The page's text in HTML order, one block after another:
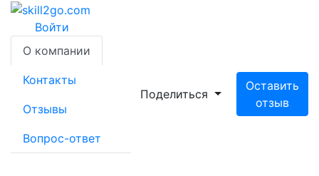
Войти
О компании
Контакты
Отзывы
Вопрос-ответ
Поделиться
Оставить
отзыв